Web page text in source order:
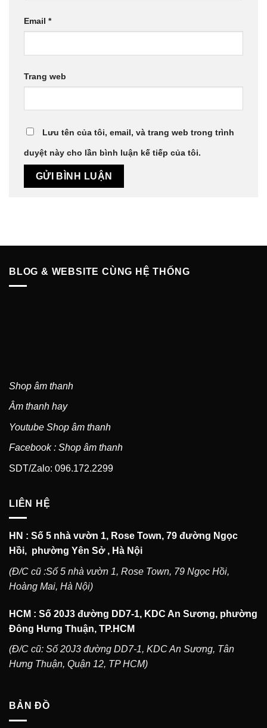
Email *
Trang web
Lưu tên của tôi, email, và trang web trong trình
duyệt này cho lần bình luận kế tiếp của tôi.
BLOG & WEBSITE CÙNG HỆ THỐNG
Shop âm thanh
Âm thanh hay
Youtube Shop âm thanh
Facebook : Shop âm thanh
SDT/Zalo: 096.172.2299
LIÊN HỆ
HN : Số 5 nhà vườn 1, Rose Town, 79 đường Ngọc
Hồi, phường Yên Sở , Hà Nội
(Đ/C cũ :Số 5 nhà vườn 1, Rose Town, 79 Ngọc Hồi,
Hoàng Mai, Hà Nội)
HCM : Số 20J3 đường DD7-1, KDC An Sương, phường
Đông Hưng Thuận, TP.HCM
(Đ/C cũ: Số 20J3 đường DD7-1, KDC An Sương, Tân
Hưng Thuận, Quận 12, TP HCM)
BẢN ĐỒ